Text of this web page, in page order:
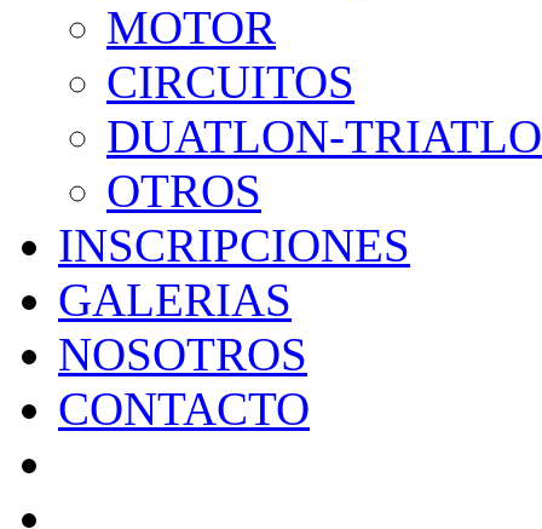
MOTOR
CIRCUITOS
DUATLON-
OTROS
INSCRIPCIONES
GALERIAS
NOSOTROS
CONTACTO